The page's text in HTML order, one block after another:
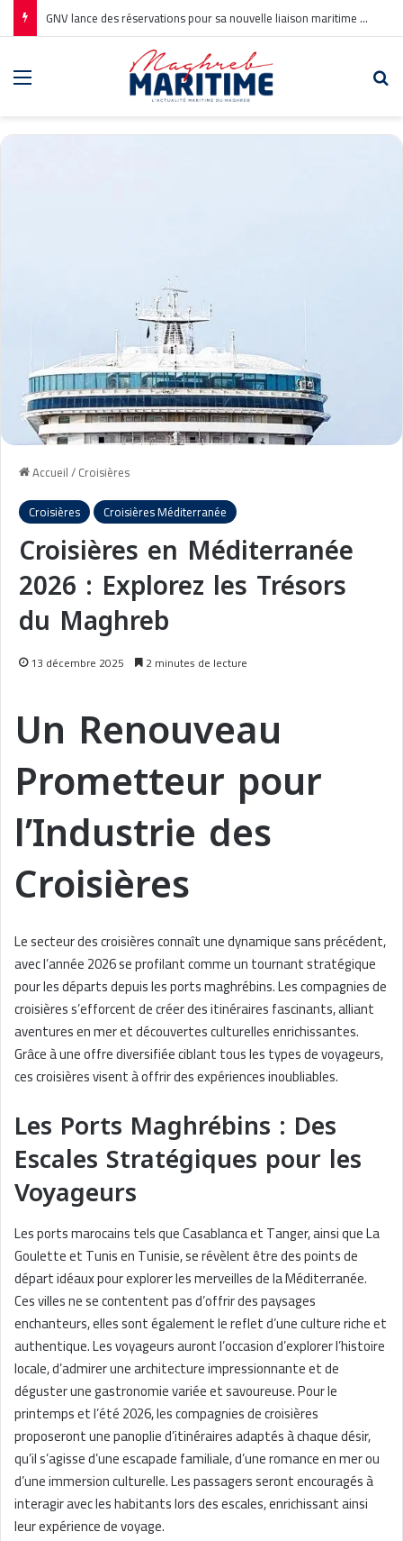
GNV lance des réservations pour sa nouvelle liaison maritime Civitavecchia – Annaba
Accueil/Croisières
Croisières
Croisières Méditerranée
Croisières en Méditerranée
2026 : Explorez les Trésors
du Maghreb
13 décembre 2025 2 minutes de lecture
Un Renouveau
Prometteur pour
l’Industrie des
Croisières
Le secteur des croisières connaît une dynamique sans précédent,
avec l’année 2026 se profilant comme un tournant stratégique
pour les départs depuis les ports maghrébins. Les compagnies de
croisières s’efforcent de créer des itinéraires fascinants, alliant
aventures en mer et découvertes culturelles enrichissantes.
Grâce à une offre diversifiée ciblant tous les types de voyageurs,
ces croisières visent à offrir des expériences inoubliables.
Les Ports Maghrébins : Des
Escales Stratégiques pour les
Voyageurs
Les ports marocains tels que Casablanca et Tanger, ainsi que La
Goulette et Tunis en Tunisie, se révèlent être des points de
départ idéaux pour explorer les merveilles de la Méditerranée.
Ces villes ne se contentent pas d’offrir des paysages
enchanteurs, elles sont également le reflet d’une culture riche et
authentique. Les voyageurs auront l’occasion d’explorer l’histoire
locale, d’admirer une architecture impressionnante et de
déguster une gastronomie variée et savoureuse. Pour le
printemps et l’été 2026, les compagnies de croisières
proposeront une panoplie d’itinéraires adaptés à chaque désir,
qu’il s’agisse d’une escapade familiale, d’une romance en mer ou
d’une immersion culturelle. Les passagers seront encouragés à
interagir avec les habitants lors des escales, enrichissant ainsi
leur expérience de voyage.